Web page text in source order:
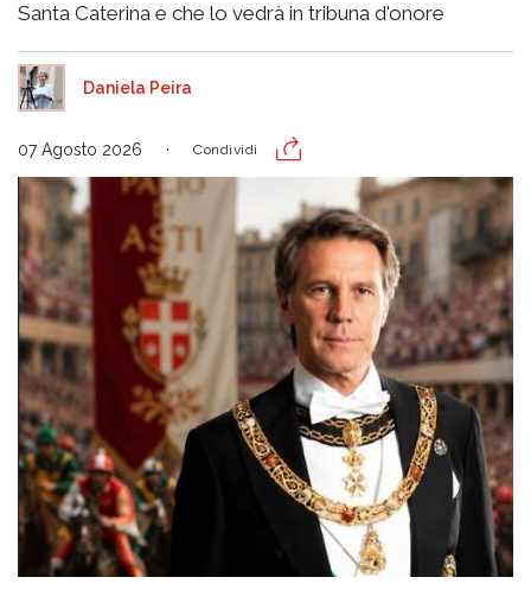
Santa Caterina e che lo vedrà in tribuna d'onore
Daniela Peira
07 Agosto 2026 Condividi